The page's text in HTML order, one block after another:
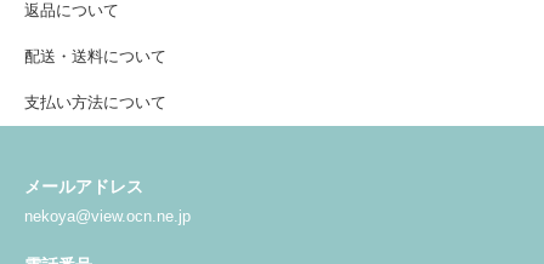
返品について
配送・送料について
支払い方法について
メールアドレス
nekoya@view.ocn.ne.jp